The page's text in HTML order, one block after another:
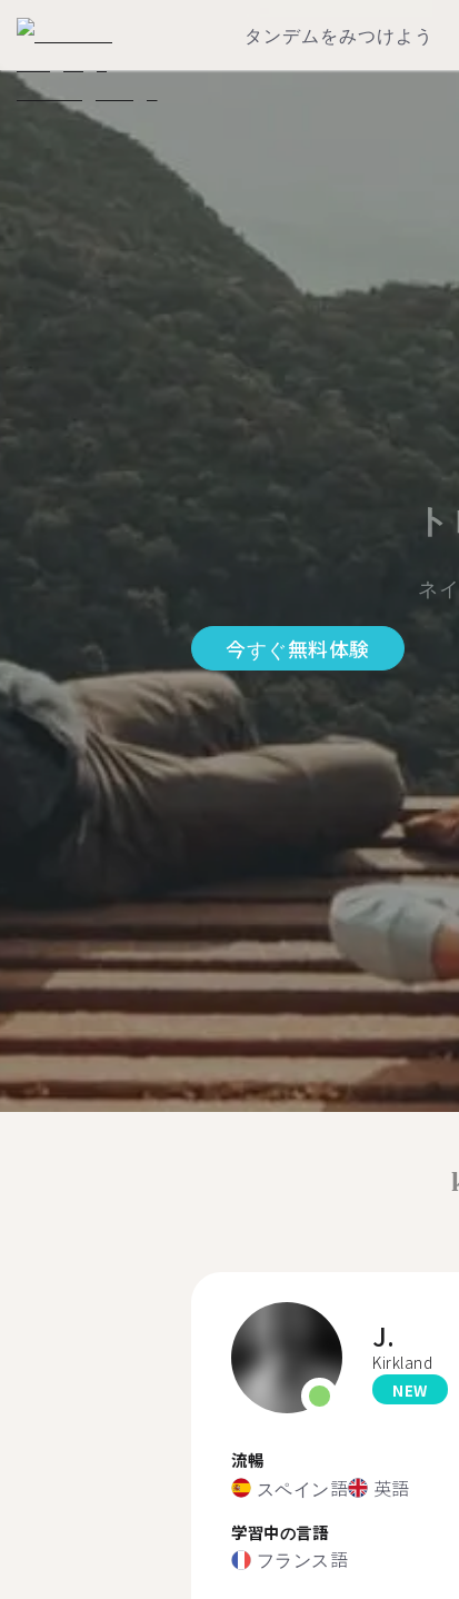
タンデムをみつけよう
ネ
今すぐ無料体験
J.
Kirkland
NEW
流暢
スペイン語 英語
学習中の言語
フランス語